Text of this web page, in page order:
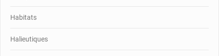
Habitats
Halieutiques